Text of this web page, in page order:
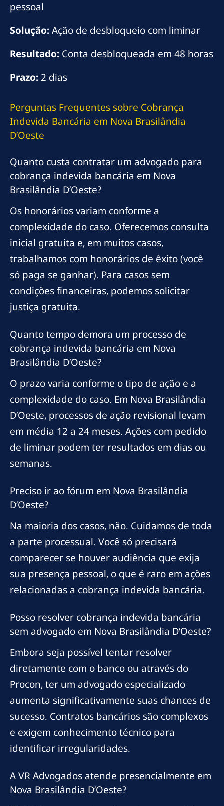
pessoal
Solução:Ação de desbloqueio com liminar
Resultado: Conta desbloqueada em 48 horas
Prazo: 2 dias
Perguntas Frequentes sobre Cobrança
Indevida Bancária em Nova Brasilândia
D’Oeste
Quanto custa contratar um advogado para
cobrança indevida bancária em Nova
Brasilândia D’Oeste?
Os honorários variam conforme a
complexidade do caso. Oferecemos consulta
inicial gratuita e, em muitos casos,
trabalhamos com honorários de êxito (você
só paga se ganhar). Para casos sem
condições financeiras, podemos solicitar
justiça gratuita.
Quanto tempo demora um processo de
cobrança indevida bancária em Nova
Brasilândia D’Oeste?
O prazo varia conforme o tipo de ação e a
complexidade do caso. Em Nova Brasilândia
D’Oeste, processos de ação revisional levam
em média 12 a 24 meses. Ações com pedido
de liminar podem ter resultados em dias ou
semanas.
Preciso ir ao fórum em Nova Brasilândia
D’Oeste?
Na maioria dos casos, não. Cuidamos de toda
a parte processual. Você só precisará
comparecer se houver audiência que exija
sua presença pessoal, o que é raro em ações
relacionadas a cobrança indevida bancária.
Posso resolver cobrança indevida bancária
sem advogado em Nova Brasilândia D’Oeste?
Embora seja possível tentar resolver
diretamente com o banco ou através do
Procon, ter um advogado especializado
aumenta significativamente suas chances de
sucesso. Contratos bancários são complexos
e exigem conhecimento técnico para
identificar irregularidades.
A VR Advogados atende presencialmente em
Nova Brasilândia D’Oeste?